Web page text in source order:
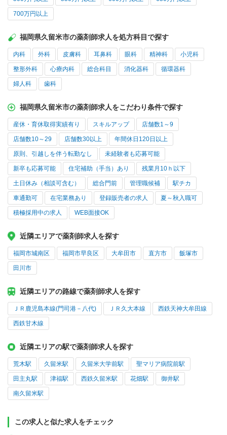
700万円以上
福岡県久留米市の薬剤師求人を処方科目で探す
内科 外科 皮膚科 耳鼻科 眼科 精神科 小児科
整形外科 心療内科 総合科目 消化器科 循環器科
婦人科 歯科
福岡県久留米市の薬剤師求人をこだわり条件で探す
産休・育休取得実績有り スキルアップ 店舗数1～9
店舗数10～29 店舗数30以上 年間休日120日以上
原則、引越しを伴う転勤なし 未経験者も応募可能
新卒も応募可能 住宅補助（手当）あり 残業月10ｈ以下
土日休み（相談可含む） 総合門前 管理職候補 駅チカ
車通勤可 在宅業務あり 登録販売者の求人 夏～秋入職可
積極採用中の求人 WEB面接OK
近隣エリアで薬剤師求人を探す
福岡市城南区 福岡市早良区 大牟田市 直方市 飯塚市
田川市
近隣エリアの路線で薬剤師求人を探す
ＪＲ鹿児島本線(門司港－八代) ＪＲ久大本線 西鉄天神大牟田線
西鉄甘木線
近隣エリアの駅で薬剤師求人を探す
荒木駅 久留米駅 久留米大学前駅 聖マリア病院前駅
田主丸駅 津福駅 西鉄久留米駅 花畑駅 御井駅
南久留米駅
この求人と似た求人をチェック